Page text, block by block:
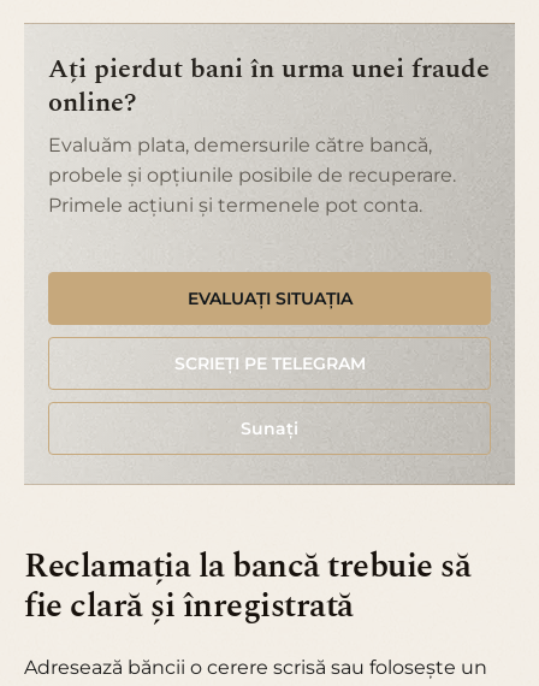
Ați pierdut bani în urma unei fraude
online?
Evaluăm plata, demersurile către bancă,
probele și opțiunile posibile de recuperare.
Primele acțiuni și termenele pot conta.
EVALUAȚI SITUAȚIA
SCRIEȚI PE TELEGRAM
Sunați
Reclamația la bancă trebuie să
fie clară și înregistrată
Adresează băncii o cerere scrisă sau folosește un